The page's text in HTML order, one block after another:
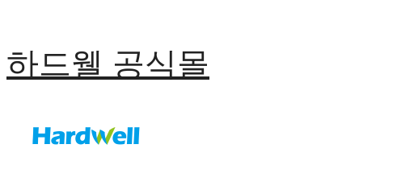
하드웰 공식몰